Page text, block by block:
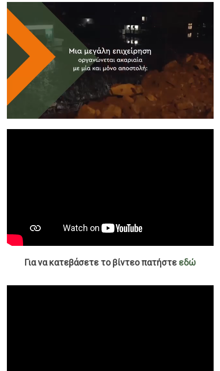
Για να κατεβάσετε το βίντεο πατήστε εδώ